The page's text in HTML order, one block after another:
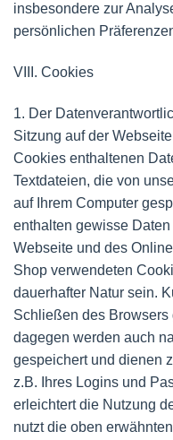
insbesondere zur
persönlichen
VIII. Cookies
1. Der
Sitzung auf der
Cookies enthaltenen
Textdateien, die von
auf Ihrem Computer
enthalten gewisse
Webseite und des
Shop verwendeten
dauerhafter Natur sein.
Schließen des
dagegen werden auch
gespeichert und dienen
z.B. Ihres Logins und
erleichtert die Nutzung
nutzt die oben